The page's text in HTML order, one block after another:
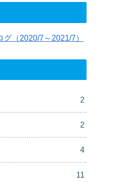
（2020/7～2021/7）
2
2
4
11